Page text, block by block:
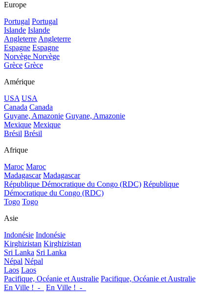
Europe
Portugal Portugal
Islande Islande
AngleterreAngleterre
Espagne Espagne
Norvège Norvège
Grèce Grèce
Amérique
USA USA
Canada Canada
Guyane, Amazonie Guyane, Amazonie
Mexique Mexique
Brésil Brésil
Afrique
Maroc Maroc
Madagascar Madagascar
République Démocratique du Congo (RDC) République
Démocratique du Congo (RDC)
Togo Togo
Asie
Indonésie Indonésie
Kirghizistan Kirghizistan
Sri Lanka Sri Lanka
Népal Népal
Laos Laos
Pacifique, Océanie et Australie Pacifique, Océanie et Australie
En Ville !_-_
En Ville !_-_